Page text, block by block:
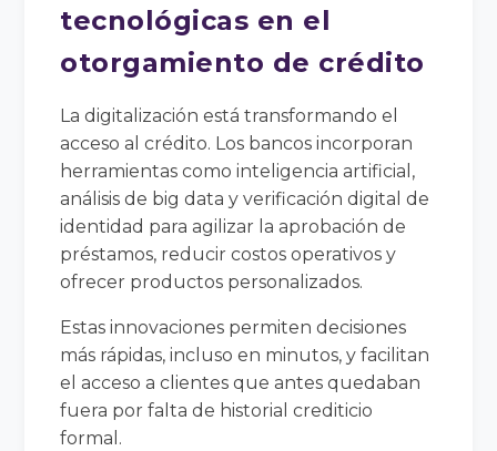
tecnológicas en el
otorgamiento de crédito
La digitalización está transformando el
acceso al crédito. Los bancos incorporan
herramientas como inteligencia artificial,
análisis de big data y verificación digital de
identidad para agilizar la aprobación de
préstamos, reducir costos operativos y
ofrecer productos personalizados.
Estas innovaciones permiten decisiones
más rápidas, incluso en minutos, y facilitan
el acceso a clientes que antes quedaban
fuera por falta de historial crediticio
formal.